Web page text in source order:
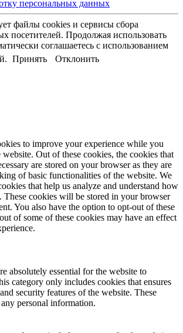
персональных данных
файлы cookies и сервисы сбора
посетителей. Продолжая использовать
соглашаетесь с использованием
Принять Отклонить
to improve your experience while you
Out of these cookies, the cookies that
are stored on your browser as they are
of basic functionalities of the website. We
that help us analyze and understand how
These cookies will be stored in your browser
You also have the option to opt-out of these
of some of these cookies may have an effect
absolutely essential for the website to
category only includes cookies that ensures
security features of the website. These
personal information.